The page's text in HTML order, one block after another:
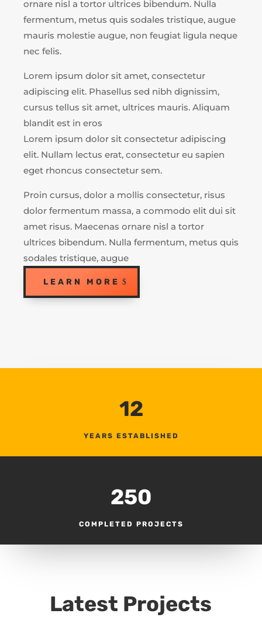
ornare nisl a tortor ultrices bibendum. Nulla
fermentum, metus quis sodales tristique, augue
mauris molestie augue, non feugiat ligula neque
nec felis.
Lorem ipsum dolor sit amet, consectetur
adipiscing elit. Phasellus sed nibh dignissim,
cursus tellus sit amet, ultrices mauris. Aliquam
blandit est in eros
Lorem ipsum dolor sit consectetur adipiscing
elit. Nullam lectus erat, consectetur eu sapien
eget rhoncus consectetur sem.
Proin cursus, dolor a mollis consectetur, risus
dolor fermentum massa, a commodo elit dui sit
amet risus. Maecenas ornare nisl a tortor
ultrices bibendum. Nulla fermentum, metus quis
sodales tristique, augue
LEARN MORE
12
YEARS ESTABLISHED
250
COMPLETED PROJECTS
Latest Projects